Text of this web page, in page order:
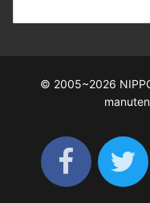
© 2005~2026